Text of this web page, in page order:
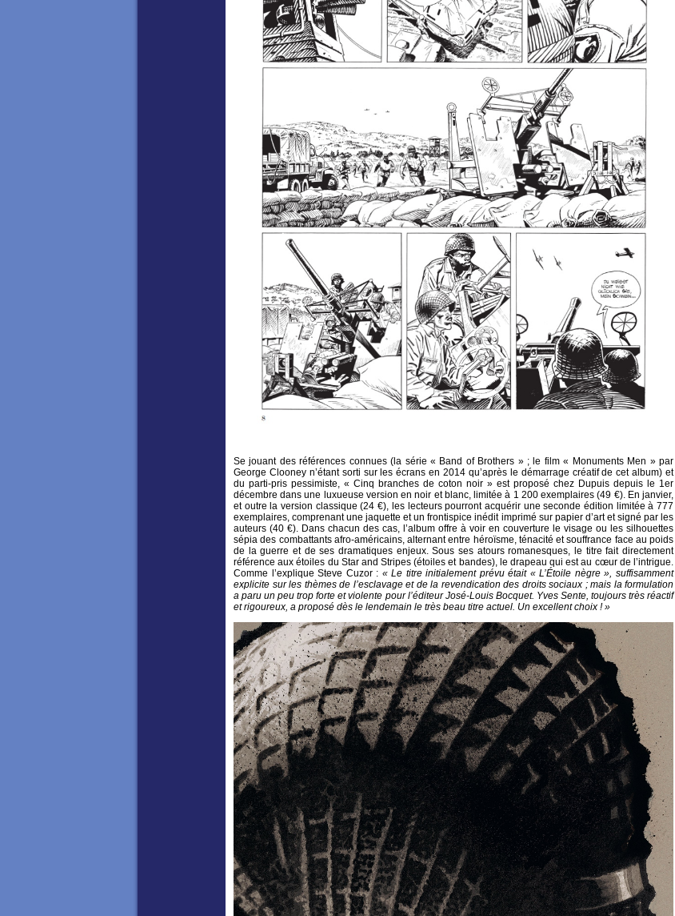
Se jouant des références connues (la série « Band of Brothers » ; le film « Monuments Men » par
George Clooney n’étant sorti sur les écrans en 2014 qu’après le démarrage créatif de cet album) et
du parti-pris pessimiste, « Cinq branches de coton noir » est proposé chez Dupuis depuis le 1er
décembre dans une luxueuse version en noir et blanc, limitée à 1 200 exemplaires (49 €). En janvier,
et outre la version classique (24 €), les lecteurs pourront acquérir une seconde édition limitée à 777
exemplaires, comprenant une jaquette et un frontispice inédit imprimé sur papier d’art et signé par les
auteurs (40 €). Dans chacun des cas, l’album offre à voir en couverture le visage ou les silhouettes
sépia des combattants afro-américains, alternant entre héroïsme, ténacité et souffrance face au poids
de la guerre et de ses dramatiques enjeux. Sous ses atours romanesques, le titre fait directement
référence aux étoiles du Star and Stripes (étoiles et bandes), le drapeau qui est au cœur de l’intrigue.
Comme l’explique Steve Cuzor : « Le titre initialement prévu était « L’Étoile nègre », suffisamment
explicite sur les thèmes de l’esclavage et de la revendication des droits sociaux ; mais la formulation
a paru un peu trop forte et violente pour l’éditeur José-Louis Bocquet. Yves Sente, toujours très réactif
et rigoureux, a proposé dès le lendemain le très beau titre actuel. Un excellent choix ! »